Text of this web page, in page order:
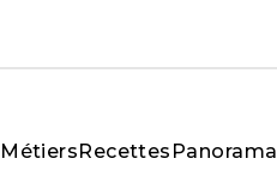
MétiersRecettes Panorama